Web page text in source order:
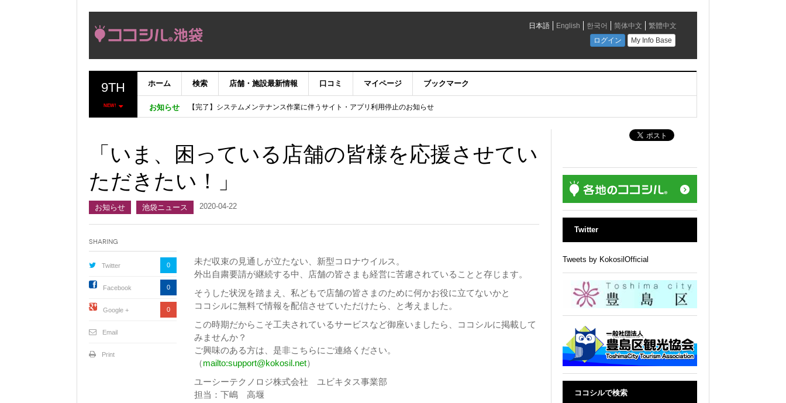
9TH
NEW!
ホーム 検索 店舗・施設最新情報 口コミ マイページ ブックマーク
お知らせ
【完了】システムメンテナンス作業に伴うサイト・アプリ利用停止のお知らせ
【重要：9月5日（火）22時】ココシル：アカウントサービス移行のお知らせ
「いま、困っている店舗の皆様を応援させてい
ただきたい！」
お知らせ 池袋ニュース 2020-04-22
未だ収束の見通しが立たない、新型コロナウイルス。
外出自粛要請が継続する中、店舗の皆さまも経営に苦慮されていることと存じます。
そうした状況を踏まえ、私どもで店舗の皆さまのために何かお役に立てないかと
ココシルに無料で情報を配信させていただけたら、と考えました。
この時期だからこそ工夫されているサービスなど御座いましたら、ココシルに掲載して
みませんか？
ご興味のある方は、是非こちらにご連絡ください。
（mailto:support@kokosil.net）
ユーシーテクノロジ株式会社 ユビキタス事業部
担当：下嶋 高堰
Sharing
Twitter 0
Facebook 0
Google + 0
Email
Print
Twitter
Tweets by KokosilOfficial
ココシルで検索